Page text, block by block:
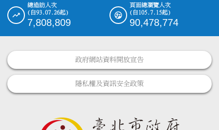
總造訪人次
(自93.07.26起)
7,808,809
頁面總瀏覽人次
(自105.7.15起)
90,478,774
政府網站資料開放宣告
隱私權及資訊安全政策